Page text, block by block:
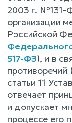
2003 г. №131-
организации
Российской
517-ФЗ), и в
противоречий
статьи 11
отвечает
и допускает
процессе его